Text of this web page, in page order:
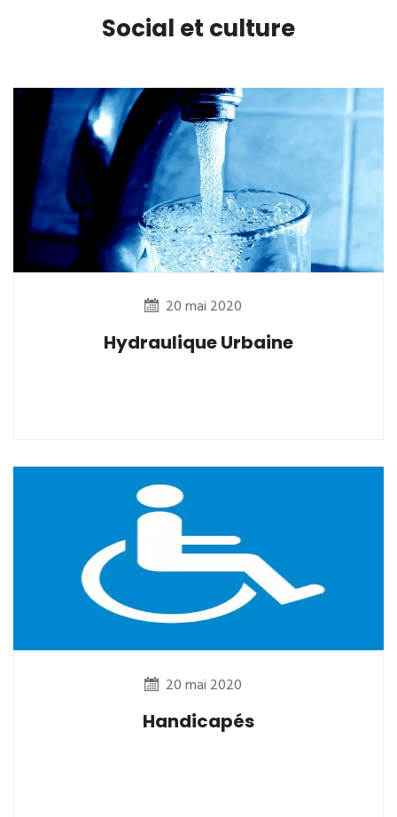
Social et culture
20 mai 2020
Hydraulique Urbaine
20 mai 2020
Handicapés